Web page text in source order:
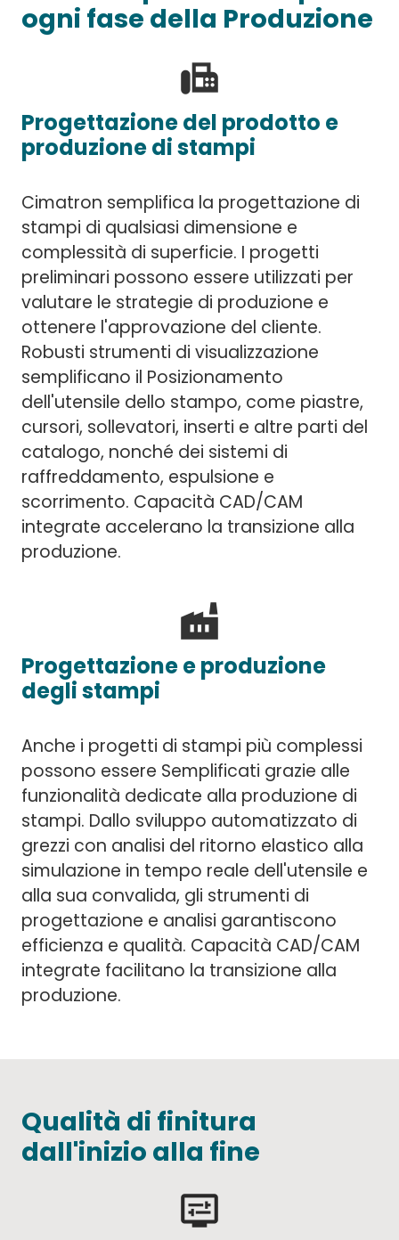
ogni fase della Produzione
fax
Progettazione del prodotto e
produzione di stampi
Cimatron semplifica la progettazione di
stampi di qualsiasi dimensione e
complessità di superficie. I progetti
preliminari possono essere utilizzati per
valutare le strategie di produzione e
ottenere l'approvazione del cliente.
Robusti strumenti di visualizzazione
semplificano il Posizionamento
dell'utensile dello stampo, come piastre,
cursori, sollevatori, inserti e altre parti del
catalogo, nonché dei sistemi di
raffreddamento, espulsione e
scorrimento. Capacità CAD/CAM
integrate accelerano la transizione alla
produzione.
factory
Progettazione e produzione
degli stampi
Anche i progetti di stampi più complessi
possono essere Semplificati grazie alle
funzionalità dedicate alla produzione di
stampi. Dallo sviluppo automatizzato di
grezzi con analisi del ritorno elastico alla
simulazione in tempo reale dell'utensile e
alla sua convalida, gli strumenti di
progettazione e analisi garantiscono
efficienza e qualità. Capacità CAD/CAM
integrate facilitano la transizione alla
produzione.
Qualità di finitura
dall'inizio alla fine
display_settings